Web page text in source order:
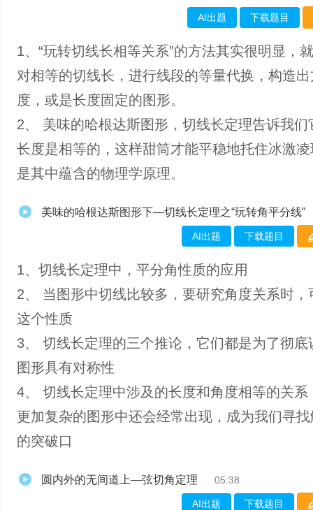
AI出题 下载题目
1、“玩转切线长相等关系”的方法其实很明显，
对相等的切线长，进行线段的等量代换，构造
度，或是长度固定的图形。
2、 美味的哈根达斯图形，切线长定理告诉我们
长度是相等的，这样甜筒才能平稳地托住冰激
是其中蕴含的物理学原理。
美味的哈根达斯图形下—切线长定理之“玩转角平分线”
AI出题 下载题目
1、切线长定理中，平分角性质的应用
2、 当图形中切线比较多，要研究角度关系时，
这个性质
3、 切线长定理的三个推论，它们都是为了彻底
图形具有对称性
4、 切线长定理中涉及的长度和角度相等的关系
更加复杂的图形中还会经常出现，成为我们寻
的突破口
圆内外的无间道上—弦切角定理 05:38
AI出题 下载题目